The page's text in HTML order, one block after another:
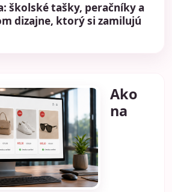
školské tašky, peračníky a
dizajne, ktorý si zamilujú
Ako
na